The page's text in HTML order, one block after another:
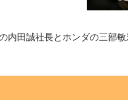
内田誠社長とホンダの三部